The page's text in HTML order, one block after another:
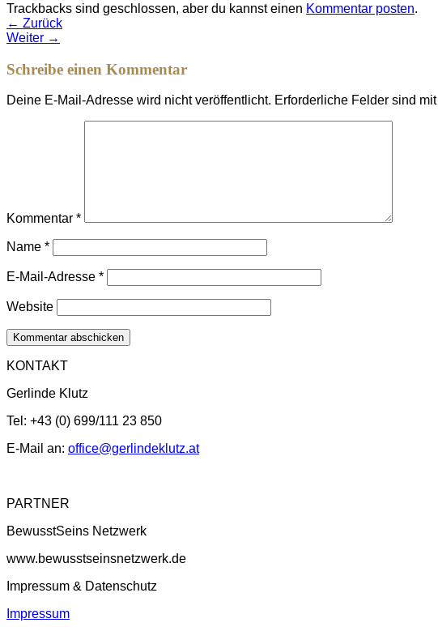
Trackbacks sind geschlossen, aber du kannst einen Kommentar posten.
← Zurück
Weiter →
Schreibe einen Kommentar
Deine E-Mail-Adresse wird nicht veröffentlicht. Erforderliche Felder sind mit
Kommentar *
Name *
E-Mail-Adresse *
Website
KONTAKT
Gerlinde Klutz
Tel: +43 (0) 699/111 23 850
E-Mail an: office@gerlindeklutz.at
PARTNER
BewusstSeins Netzwerk
www.bewusstseinsnetzwerk.de
Impressum & Datenschutz
Impressum